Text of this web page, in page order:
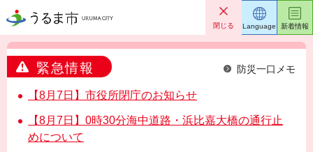
うるま市 閉じる
緊急情報 防災一口メモ
【8月7日】市役所閉庁のお知らせ
【8月7日】0時30分海中道路・浜比嘉大橋の通行止
めについて
Language 新着情報